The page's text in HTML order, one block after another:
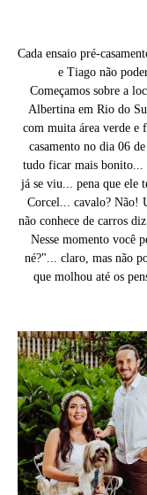
Cada ensaio pré-
e Tiago não
Começamos sobre a
Albertina em Rio do
com muita área verde e
casamento no dia 06
tudo ficar mais bonito...
já se viu... pena que ele
Corcel... cavalo? Não!
não conhece de carros
Nesse momento você
né?"... claro, mas não
que molhou até os